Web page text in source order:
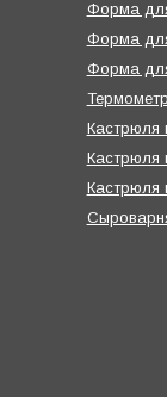
Форма
Форма
Форма
Кастрюля
Кастрюля
Кастрюля